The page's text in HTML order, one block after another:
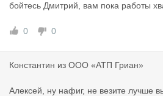
бойтесь Дмитрий, вам пока работы
0 0
Константин из ООО «АТП Гриан»
Алексей, ну нафиг, не везите лучше